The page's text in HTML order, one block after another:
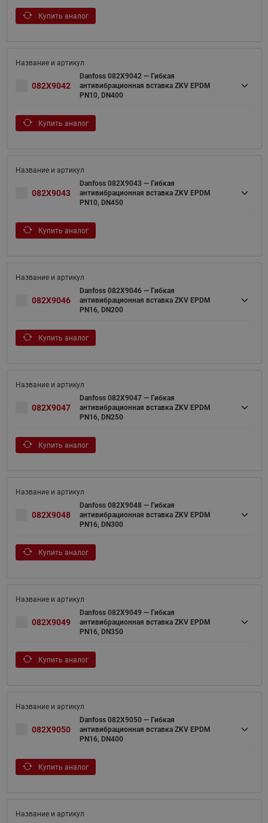
Купить аналог
082X9042
Danfoss 082X9042 — Гибкая
антивибрационная вставка ZKV EPDM
PN10, DN400
Купить аналог
082X9043
Danfoss 082X9043 — Гибкая
антивибрационная вставка ZKV EPDM
PN10, DN450
Купить аналог
082X9046
Danfoss 082X9046 — Гибкая
антивибрационная вставка ZKV EPDM
PN16, DN200
Купить аналог
082X9047
Danfoss 082X9047 — Гибкая
антивибрационная вставка ZKV EPDM
PN16, DN250
Купить аналог
082X9048
Danfoss 082X9048 — Гибкая
антивибрационная вставка ZKV EPDM
PN16, DN300
Купить аналог
082X9049
Danfoss 082X9049 — Гибкая
антивибрационная вставка ZKV EPDM
PN16, DN350
Купить аналог
082X9050
Danfoss 082X9050 — Гибкая
антивибрационная вставка ZKV EPDM
PN16, DN400
Купить аналог